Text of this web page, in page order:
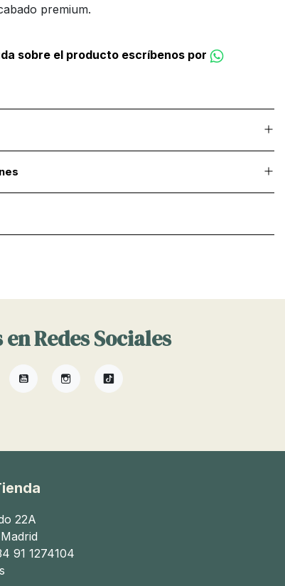
premium.
sobre el producto escríbenos por
Redes Sociales
YouTubeInstagramTikTok
22A
91 1274104